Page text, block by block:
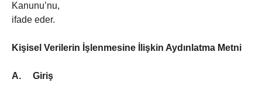
Kanunu’nu,
ifade eder.
Kişisel Verilerin İşlenmesine İlişkin Aydınlatma Metni
A. Giriş